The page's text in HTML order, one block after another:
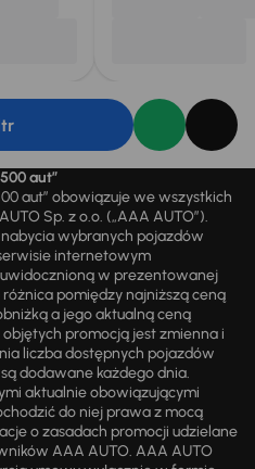
aut”
aut” obowiązuje we wszystkich
Sp. z o.o. („AAA AUTO”).
wybranych pojazdów
internetowym
w prezentowanej
pomiędzy najniższą ceną
a jego aktualną ceną
promocją jest zmienna i
liczba dostępnych pojazdów
dodawane każdego dnia.
aktualnie obowiązującymi
do niej prawa z mocą
o zasadach promocji udzielane
AAA AUTO. AAA AUTO